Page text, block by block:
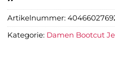
Artikelnummer:
Kategorie: Damen Bootcut